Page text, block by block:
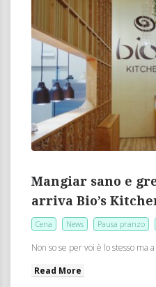
Mangiar sano e
arriva Bio’s
Cena News Pausa pranzo
Non so se per voi è lo stesso ma
Read More